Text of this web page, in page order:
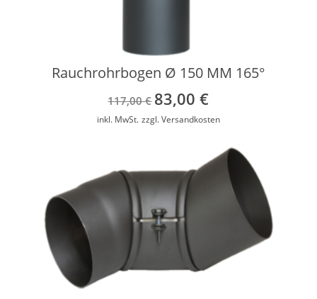
Rauchrohrbogen Ø 150 MM 165°
117,00€ Ursprünglicher
Preis
83,00€Aktueller
Preis
83,00 €.
inkl. MwSt. zzgl.Versandkosten